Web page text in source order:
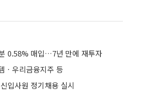
0.58% 매입…7년 만에 재투자
ㆍ우리금융지주 등
입사원 정기채용 실시